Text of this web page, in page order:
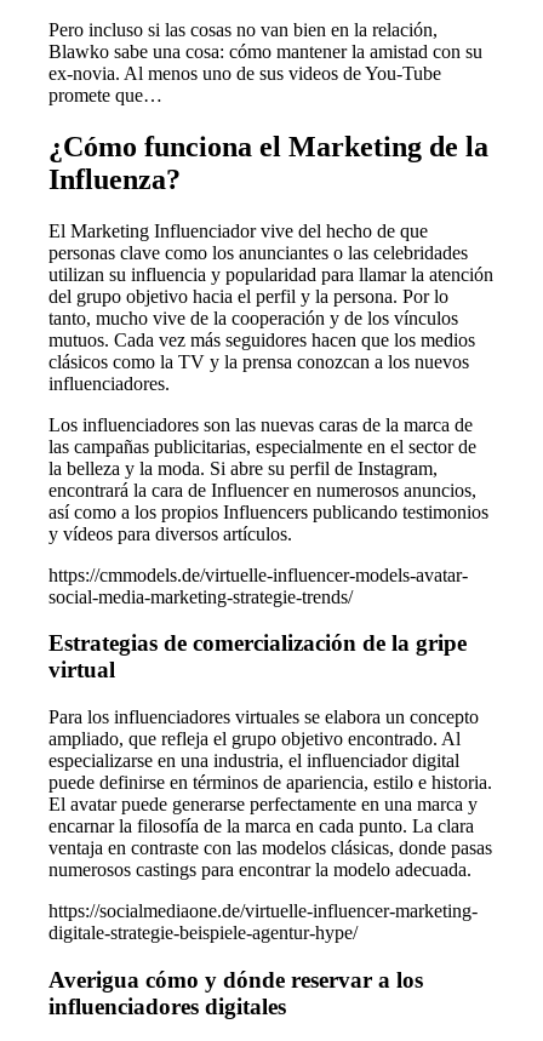
Pero incluso si las cosas no van bien en la relación,
Blawko sabe una cosa: cómo mantener la amistad con su
ex-novia. Al menos uno de sus videos de You-Tube
promete que…
¿Cómo funciona el Marketing de la
Influenza?
El Marketing Influenciador vive del hecho de que
personas clave como los anunciantes o las celebridades
utilizan su influencia y popularidad para llamar la atención
del grupo objetivo hacia el perfil y la persona. Por lo
tanto, mucho vive de la cooperación y de los vínculos
mutuos. Cada vez más seguidores hacen que los medios
clásicos como la TV y la prensa conozcan a los nuevos
influenciadores.
Los influenciadores son las nuevas caras de la marca de
las campañas publicitarias, especialmente en el sector de
la belleza y la moda. Si abre su perfil de Instagram,
encontrará la cara de Influencer en numerosos anuncios,
así como a los propios Influencers publicando testimonios
y vídeos para diversos artículos.
https://cmmodels.de/virtuelle-influencer-models-avatar-
social-media-marketing-strategie-trends/
Estrategias de comercialización de la gripe
virtual
Para los influenciadores virtuales se elabora un concepto
ampliado, que refleja el grupo objetivo encontrado. Al
especializarse en una industria, el influenciador digital
puede definirse en términos de apariencia, estilo e historia.
El avatar puede generarse perfectamente en una marca y
encarnar la filosofía de la marca en cada punto. La clara
ventaja en contraste con las modelos clásicas, donde pasas
numerosos castings para encontrar la modelo adecuada.
https://socialmediaone.de/virtuelle-influencer-marketing-
digitale-strategie-beispiele-agentur-hype/
Averigua cómo y dónde reservar a los
influenciadores digitales